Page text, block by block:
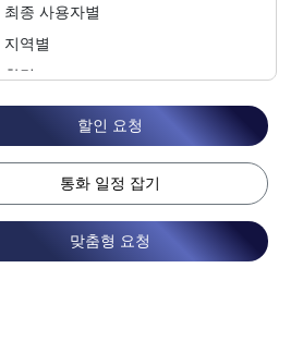
최종 사용자별
지역별
환경
할인 요청
통화 일정 잡기
맞춤형 요청